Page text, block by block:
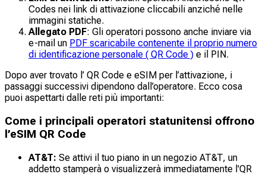
Codes nei link di attivazione cliccabili anziché nelle
immagini statiche.
Allegato PDF: Gli operatori possono anche inviare via
e-mail un PDF scaricabile contenente il proprio numero
di identificazione personale ( QR Code ) e il PIN.
Dopo aver trovato l’ QR Code e eSIM per l’attivazione, i
passaggi successivi dipendono dall’operatore. Ecco cosa
puoi aspettarti dalle reti più importanti:
Come i principali operatori statunitensi offrono
l’eSIM QR Code
AT&T: Se attivi il tuo piano in un negozio AT&T, un
addetto stamperà o visualizzerà immediatamente l'QR